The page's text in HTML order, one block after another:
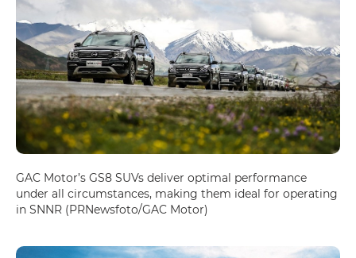
GAC Motor’s GS8 SUVs deliver optimal performance
under all circumstances, making them ideal for operating
in SNNR (PRNewsfoto/GAC Motor)